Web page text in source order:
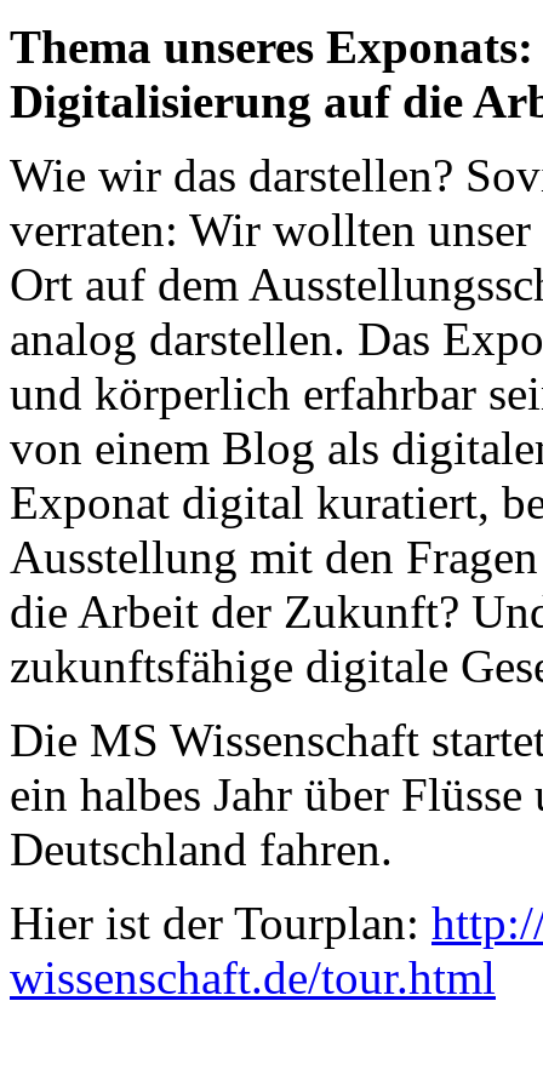
Thema unseres
Digitalisierung auf die
Wie wir das darstellen?
verraten: Wir wollten
Ort auf dem
analog darstellen. Das
und körperlich erfahrbar
von einem Blog als
Exponat digital kuratiert,
Ausstellung mit den
die Arbeit der Zukunft?
zukunftsfähige digitale
Die MS Wissenschaft
ein halbes Jahr über
Deutschland fahren.
Hier ist der Tourplan:
wissenschaft.de/tour.html